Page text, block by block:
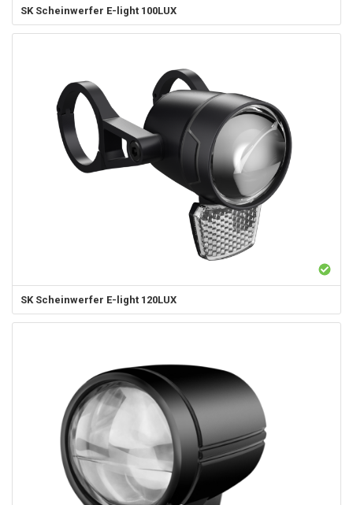
SK Scheinwerfer E-light 100LUX
SK Scheinwerfer E-light 120LUX